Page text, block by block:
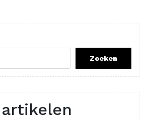
Zoeken